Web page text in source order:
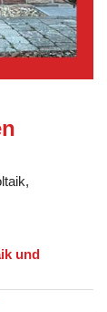
und